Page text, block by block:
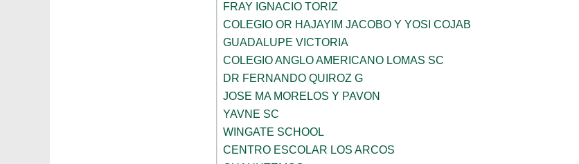
FRAY IGNACIO TORIZ
COLEGIO OR HAJAYIM JACOBO Y YOSI COJAB
GUADALUPE VICTORIA
COLEGIO ANGLO AMERICANO LOMAS SC
DR FERNANDO QUIROZ G
JOSE MA MORELOS Y PAVON
YAVNE SC
WINGATE SCHOOL
CENTRO ESCOLAR LOS ARCOS